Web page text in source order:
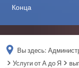
Конца
Вы здесь:
Услуги от А до Я